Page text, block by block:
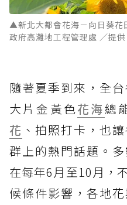
▲新北大都會花海－向日葵
政府高灘地工程管理處 ／提供
隨著夏季到來，全
大片金黃色花海總
花 、拍照打卡，也
群上的熱門話題。
在每年6月至10月，
候條件影響，各地